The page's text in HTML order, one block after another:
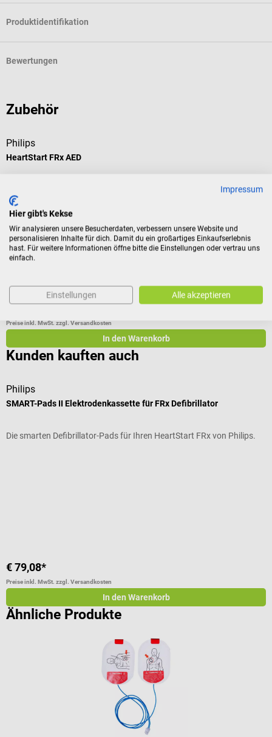
Produktidentifikation
Bewertungen
Zubehör
Philips
HeartStart FRx AED
Defibrillator mit Sprachanweisung, Metronom & inkl. Tasche
Sprache:Französisch
€ 1.548,00*
Preise inkl. MwSt. zzgl. Versandkosten
In den Warenkorb
Kunden kauften auch
Philips
SMART-Pads II Elektrodenkassette für FRx Defibrillator
Die smarten Defibrillator-Pads für Ihren HeartStart FRx von Philips.
€ 79,08*
Preise inkl. MwSt. zzgl. Versandkosten
In den Warenkorb
Ähnliche Produkte
Impressum
Hier gibt's Kekse
Wir analysieren unsere Besucherdaten, verbessern unsere Website und
personalisieren Inhalte für dich. Damit du ein großartiges Einkaufserlebnis
hast. Für weitere Informationen öffne bitte die Einstellungen oder vertrau uns
einfach.
Einstellungen Alle akzeptieren